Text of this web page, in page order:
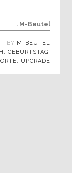
. M-Beutel
BY M-BEUTEL
, GEBURTSTAG,
, UPGRADE